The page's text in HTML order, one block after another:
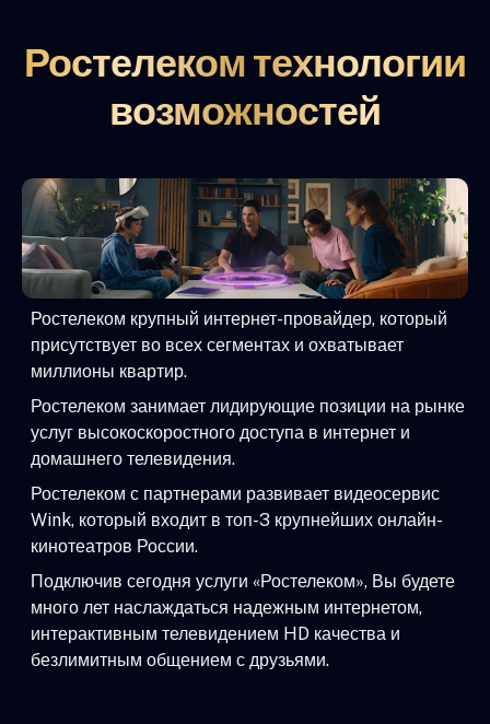
Ростелеком технологии
возможностей
Ростелеком крупный интернет-провайдер, который
присутствует во всех сегментах и охватывает
миллионы квартир.
Ростелеком занимает лидирующие позиции на рынке
услуг высокоскоростного доступа в интернет и
домашнего телевидения.
Ростелеком с партнерами развивает видеосервис
Wink, который входит в топ-3 крупнейших онлайн-
кинотеатров России.
Подключив сегодня услуги «Ростелеком», Вы будете
много лет наслаждаться надежным интернетом,
интерактивным телевидением HD качества и
безлимитным общением с друзьями.